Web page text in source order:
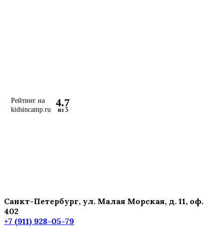
Рейтинг на
kidsincamp.ru
4.7
из 5
Санкт-Петербург, ул. Малая Морская, д. 11, оф.
402
+7 (911) 928-05-79